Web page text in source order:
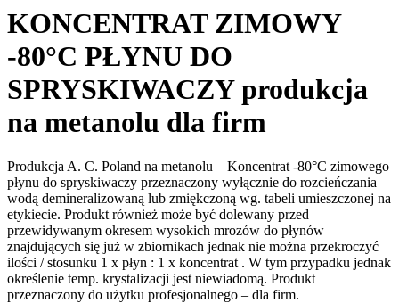
KONCENTRAT ZIMOWY
-80°C PŁYNU DO
SPRYSKIWACZY produkcja
na metanolu dla firm
Produkcja A. C. Poland na metanolu – Koncentrat -80°C zimowego
płynu do spryskiwaczy przeznaczony wyłącznie do rozcieńczania
wodą demineralizowaną lub zmiękczoną wg. tabeli umieszczonej na
etykiecie. Produkt również może być dolewany przed
przewidywanym okresem wysokich mrozów do płynów
znajdujących się już w zbiornikach jednak nie można przekroczyć
ilości / stosunku 1 x płyn : 1 x koncentrat . W tym przypadku jednak
określenie temp. krystalizacji jest niewiadomą. Produkt
przeznaczony do użytku profesjonalnego – dla firm.